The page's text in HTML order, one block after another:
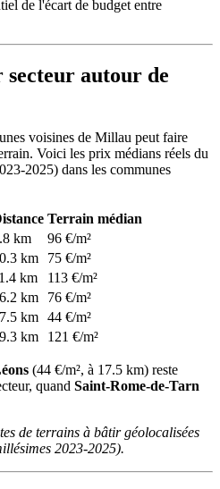
de l'écart de budget entre
autour de
voisines de Millau peut faire
Voici les prix médians réels du
2025) dans les communes
Terrain médian
km
96 €/m²
km
75 €/m²
km
113 €/m²
km
76 €/m²
km 44 €/m²
km 121 €/m²
(44 €/m², à 17.5 km) reste
quand Saint-Rome-de-Tarn
de terrains à bâtir géolocalisées
2023-2025).